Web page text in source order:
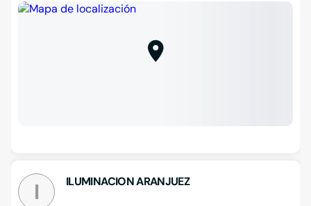
I ILUMINACION ARANJUEZ